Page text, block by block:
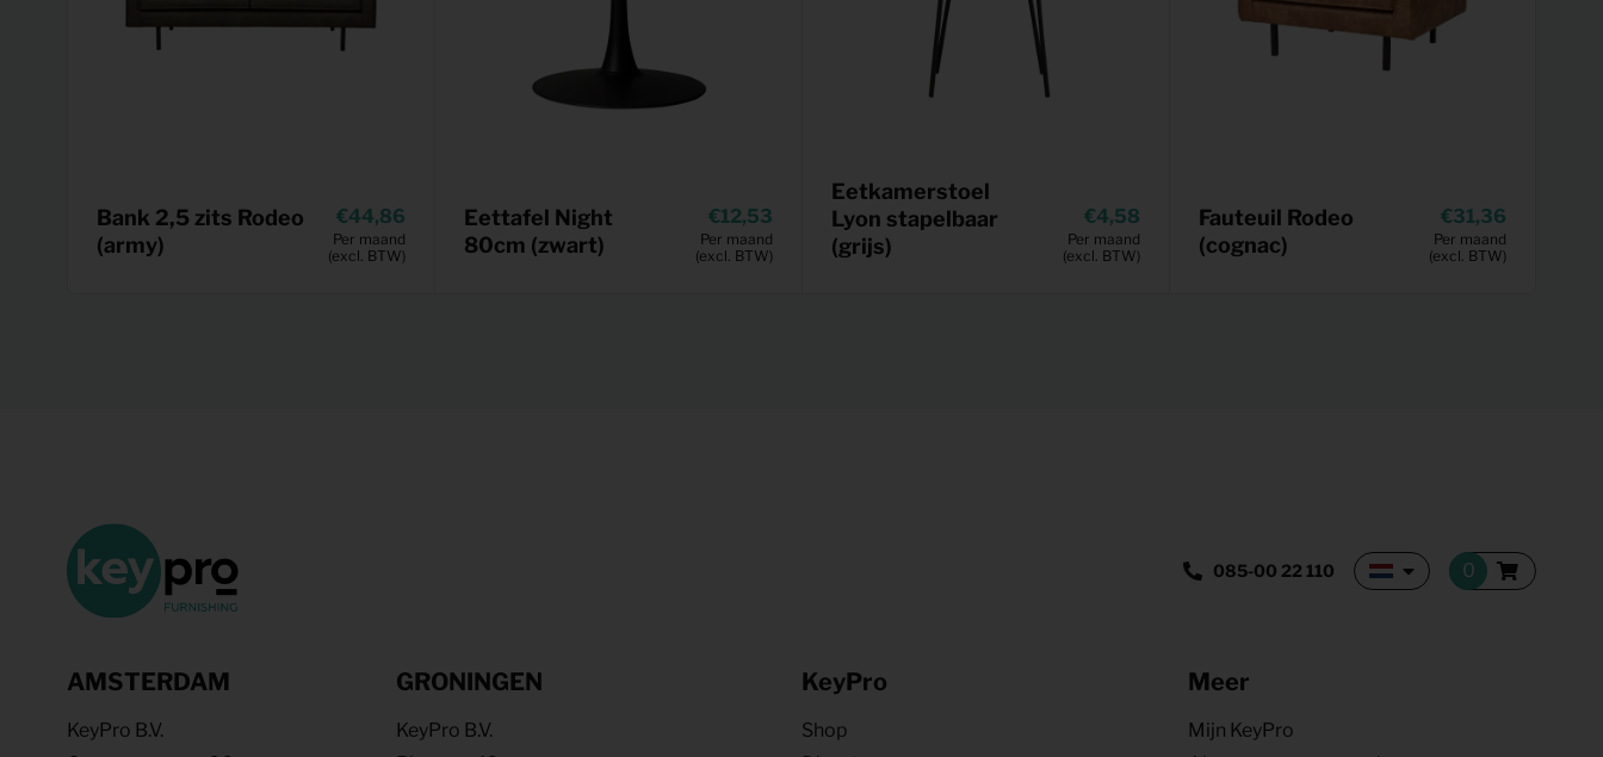
Bank 2,5 zits Rodeo
(army)
44,86
Per maand
(excl. BTW)
Eettafel Night
80cm (zwart)
12,53
Per maand
(excl. BTW)
Eetkamerstoel
Lyon stapelbaar
(grijs)
4,58
Per maand
(excl. BTW)
Fauteuil Rodeo
(cognac)
31,36
Per maand
(excl. BTW)
085-00 22 110
AMSTERDAM
KeyPro B.V.
GRONINGEN
KeyPro B.V.
KeyPro
Shop
Meer
Mijn KeyPro